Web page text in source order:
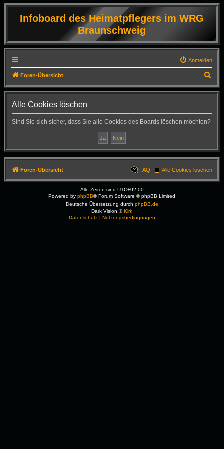
Infoboard des Heimatpflegers im WRG
Braunschweig
Anmelden
Foren-Übersicht
u
Alle Cookies löschen
Sind Sie sich sicher, dass Sie alle Cookies des Boards löschen möchten?
Foren-Übersicht Alle Cookies löschen
FAQ
Alle Zeiten sind UTC+02:00
Powered by phpBB® Forum Software © phpBB Limited
Deutsche Übersetzung durch phpBB.de
Dark Vision ©Kirk
Datenschutz| Nutzungsbedingungen